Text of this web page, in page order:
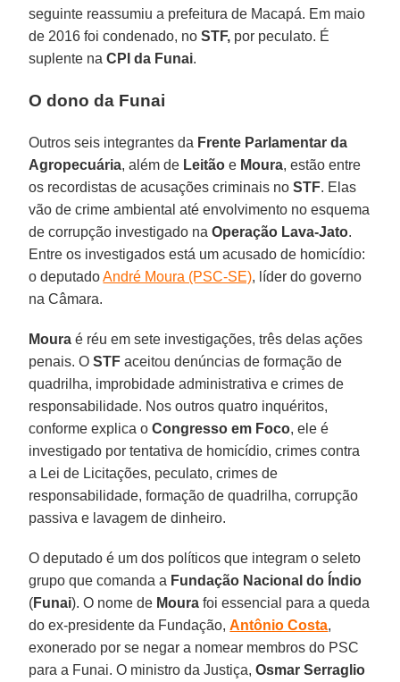
seguinte reassumiu a prefeitura de Macapá. Em maio
de 2016 foi condenado, noSTF, por peculato. É
suplente na CPI da Funai.
O dono da Funai
Outros seis integrantes da Frente Parlamentar da
Agropecuária, além de Leitão e Moura, estão entre
os recordistas de acusações criminais noSTF. Elas
vão de crime ambiental até envolvimento no esquema
de corrupção investigado naOperação Lava-Jato.
Entre os investigados está um acusado de homicídio:
o deputadoAndré Moura (PSC-SE), líder do governo
na Câmara.
Moura é réu em sete investigações, três delas ações
penais. OSTF aceitou denúncias de formação de
quadrilha, improbidade administrativa e crimes de
responsabilidade. Nos outros quatro inquéritos,
conforme explica oCongresso em Foco, ele é
investigado por tentativa de homicídio, crimes contra
a Lei de Licitações, peculato, crimes de
responsabilidade, formação de quadrilha, corrupção
passiva e lavagem de dinheiro.
O deputado é um dos políticos que integram o seleto
grupo que comanda a Fundação Nacional do Índio
(Funai). O nome de Moura foi essencial para a queda
do ex-presidente da Fundação,Antônio Costa,
exonerado por se negar a nomear membros do PSC
para a Funai. O ministro da Justiça,Osmar Serraglio